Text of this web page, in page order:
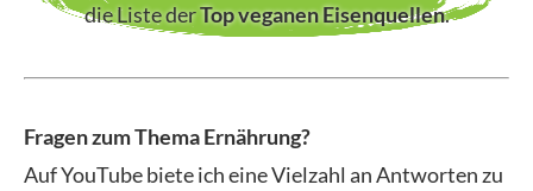
die Liste derTop veganen Eisenquellen.
Fragen zum Thema Ernährung?
Auf YouTube biete ich eine Vielzahl an Antworten zu